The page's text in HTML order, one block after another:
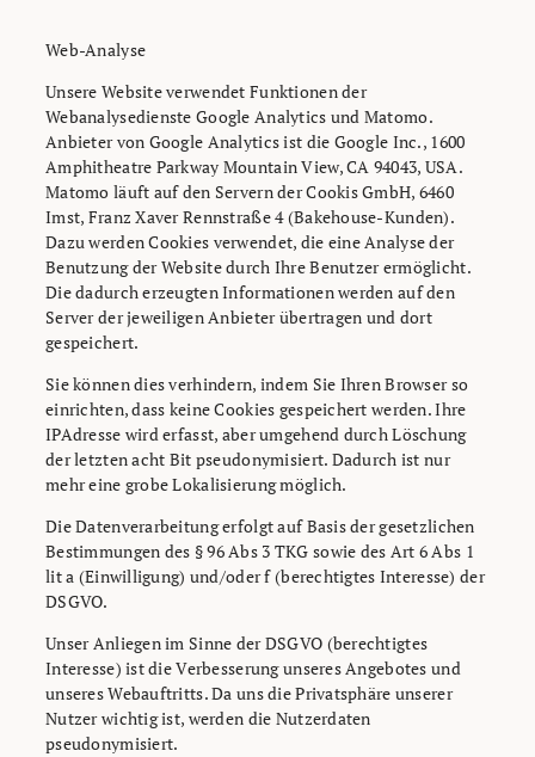
Web-Analyse
Unsere Website verwendet Funktionen der
Webanalysedienste Google Analytics und Matomo.
Anbieter von Google Analytics ist die Google Inc., 1600
Amphitheatre Parkway Mountain View, CA 94043, USA.
Matomo läuft auf den Servern der Cookis GmbH, 6460
Imst, Franz Xaver Rennstraße 4 (Bakehouse-Kunden).
Dazu werden Cookies verwendet, die eine Analyse der
Benutzung der Website durch Ihre Benutzer ermöglicht.
Die dadurch erzeugten Informationen werden auf den
Server der jeweiligen Anbieter übertragen und dort
gespeichert.
Sie können dies verhindern, indem Sie Ihren Browser so
einrichten, dass keine Cookies gespeichert werden. Ihre
IPAdresse wird erfasst, aber umgehend durch Löschung
der letzten acht Bit pseudonymisiert. Dadurch ist nur
mehr eine grobe Lokalisierung möglich.
Die Datenverarbeitung erfolgt auf Basis der gesetzlichen
Bestimmungen des § 96 Abs 3 TKG sowie des Art 6 Abs 1
lit a (Einwilligung) und/oder f (berechtigtes Interesse) der
DSGVO.
Unser Anliegen im Sinne der DSGVO (berechtigtes
Interesse) ist die Verbesserung unseres Angebotes und
unseres Webauftritts. Da uns die Privatsphäre unserer
Nutzer wichtig ist, werden die Nutzerdaten
pseudonymisiert.